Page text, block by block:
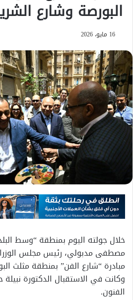
البورصة وشارع
16 مايو، 2026
خلال جولته اليوم بمنطقة “وسط
مصطفى مدبولي، رئيس مجلس
مبادرة “شارع الفن” بمنطقة مثلث
وكانت في الاستقبال الدكتورة
الفنون.